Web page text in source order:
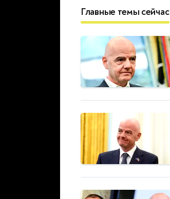
Главные темы сейчас